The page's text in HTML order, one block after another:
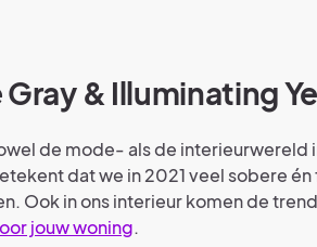
& Illuminating
de mode- als de interieurwereld
dat we in 2021 veel sobere
Ook in ons interieur komen de
jouw woning.